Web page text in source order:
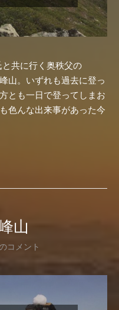
共に行く奥秩父の
山。いずれも過去に登っ
とも一日で登ってしまお
色んな出来事があった今
山
コメント